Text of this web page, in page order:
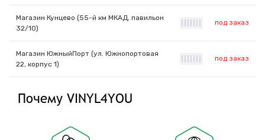
Магазин Кунцево (55-й км МКАД, павильон
32/10)
под заказ
Магазин ЮжныйПорт (ул. Южнопортовая
22, корпус 1)
под заказ
Почему VINYL4YOU